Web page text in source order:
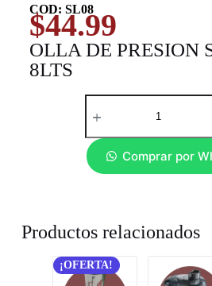
COD: SL08
$44.99
OLLA DE PRESION
8LTS
Comprar por
Productos relacionados
¡OFERTA!